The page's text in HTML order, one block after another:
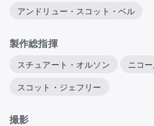
アンドリュー・スコット・ベル
製作総指揮
スチュアート・オルソン ニコ
スコット・ジェフリー
撮影